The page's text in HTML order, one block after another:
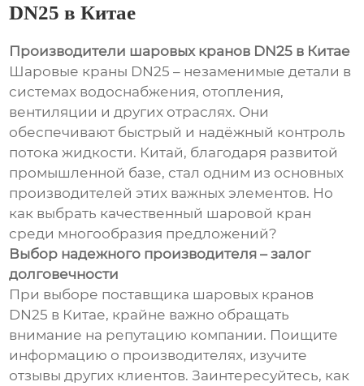
DN25 в Китае
Производители шаровых кранов DN25 в Китае
Шаровые краны DN25 – незаменимые детали в
системах водоснабжения, отопления,
вентиляции и других отраслях. Они
обеспечивают быстрый и надёжный контроль
потока жидкости. Китай, благодаря развитой
промышленной базе, стал одним из основных
производителей этих важных элементов. Но
как выбрать качественный шаровой кран
среди многообразия предложений?
Выбор надежного производителя – залог
долговечности
При выборе поставщика шаровых кранов
DN25 в Китае, крайне важно обращать
внимание на репутацию компании. Поищите
информацию о производителях, изучите
отзывы других клиентов. Заинтересуйтесь, как